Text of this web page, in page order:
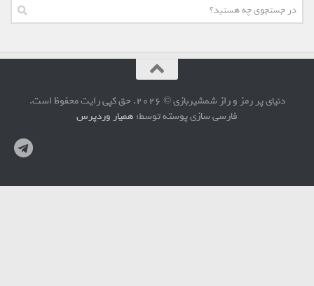
دنیای پر رمز و راز شمشیربازی © 2026. حق کپی رایت محفوظ است.
فارسی سازی پوسته توسط:همیار وردپرس